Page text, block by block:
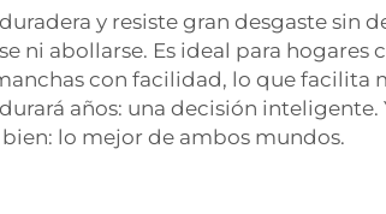
y resiste gran desgaste sin
ni abollarse. Es ideal para hogares
con facilidad, lo que
años: una decisión
lo mejor de ambos mundos.